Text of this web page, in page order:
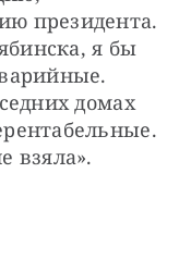
президента.
я бы
домах
взяла».